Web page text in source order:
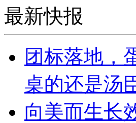
最新快报
团标落地，
桌的还是汤
向美而生长